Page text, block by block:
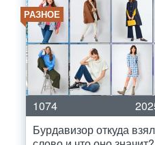
РАЗНОЕ
1074
Бурдавизор откуда